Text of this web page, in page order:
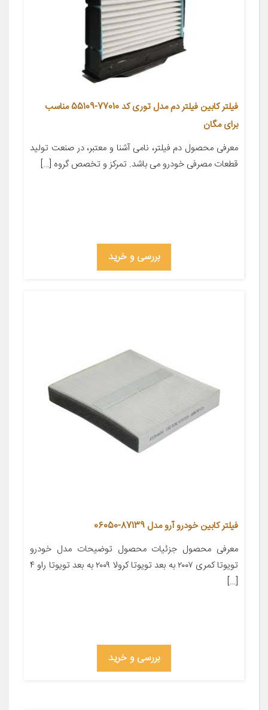
فیلتر کابین فیلتر دم مدل توری کد 77010-55109 مناسب
برای مگان
معرفی محصول دم فیلتر، نامی آشنا و معتبر، در صنعت تولید
قطعات مصرفی خودرو می باشد. تمرکز و تخصص گروه […]
بررسی و خرید
فیلتر کابین خودرو آرو مدل 87139-06050
معرفی محصول جزئیات محصول توضیحات مدل خودرو
تویوتا کمری ۲۰۰۷ به بعد تویوتا کرولا ۲۰۰۹ به بعد تویوتا راو ۴
[…]
بررسی و خرید